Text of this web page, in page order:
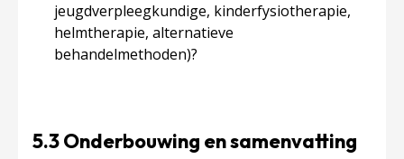
jeugdverpleegkundige, kinderfysiotherapie,
helmtherapie, alternatieve
behandelmethoden)?
5.3 Onderbouwing en samenvatting